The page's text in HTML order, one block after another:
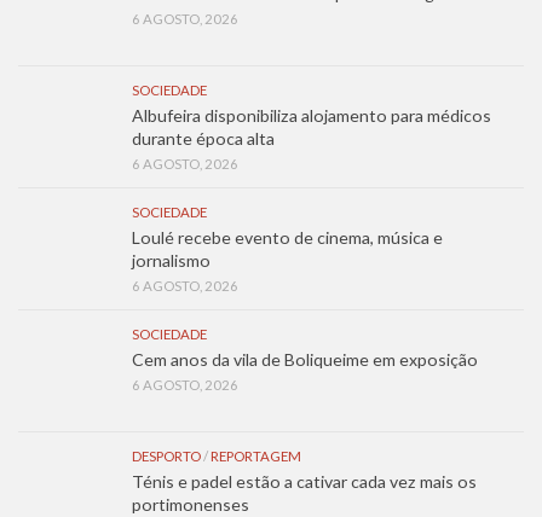
6 AGOSTO, 2026
SOCIEDADE
Albufeira disponibiliza alojamento para médicos
durante época alta
6 AGOSTO, 2026
SOCIEDADE
Loulé recebe evento de cinema, música e
jornalismo
6 AGOSTO, 2026
SOCIEDADE
Cem anos da vila de Boliqueime em exposição
6 AGOSTO, 2026
DESPORTO/ REPORTAGEM
Ténis e padel estão a cativar cada vez mais os
portimonenses